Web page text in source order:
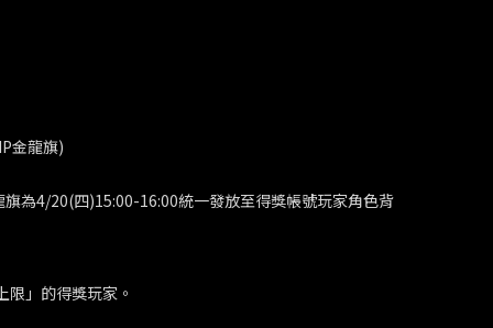
金龍旗)
為4/20(四)15:00-16:00統一發放至得獎帳號玩家角色背
」的得獎玩家。